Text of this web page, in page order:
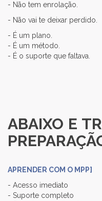
- Não tem enrolação.
- Não vai te deixar perdido.
- É um plano.
- É um método.
- É o suporte que faltava.
ABAIXO E
APRENDER COM O MPP]
- Acesso imediato
- Suporte completo